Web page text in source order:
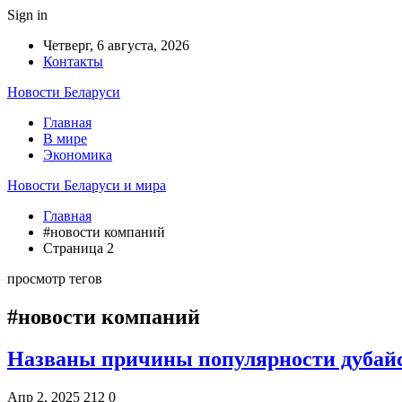
Sign in
Четверг, 6 августа, 2026
Контакты
Новости Беларуси
Главная
В мире
Экономика
Новости Беларуси и мира
Главная
#новости компаний
Страница 2
просмотр тегов
#новости компаний
Названы причины популярности
Апр 2, 2025 212 0